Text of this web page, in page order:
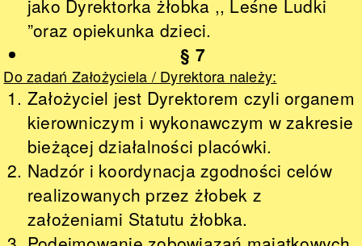
jako Dyrektorka żłobka ,, Leśne Ludki
”oraz opiekunka dzieci.
§ 7
Do zadań Założyciela / Dyrektora należy:
Założyciel jest Dyrektorem czyli organem
kierowniczym i wykonawczym w zakresie
bieżącej działalności placówki.
Nadzór i koordynacja zgodności celów
realizowanych przez żłobek z
założeniami Statutu żłobka.